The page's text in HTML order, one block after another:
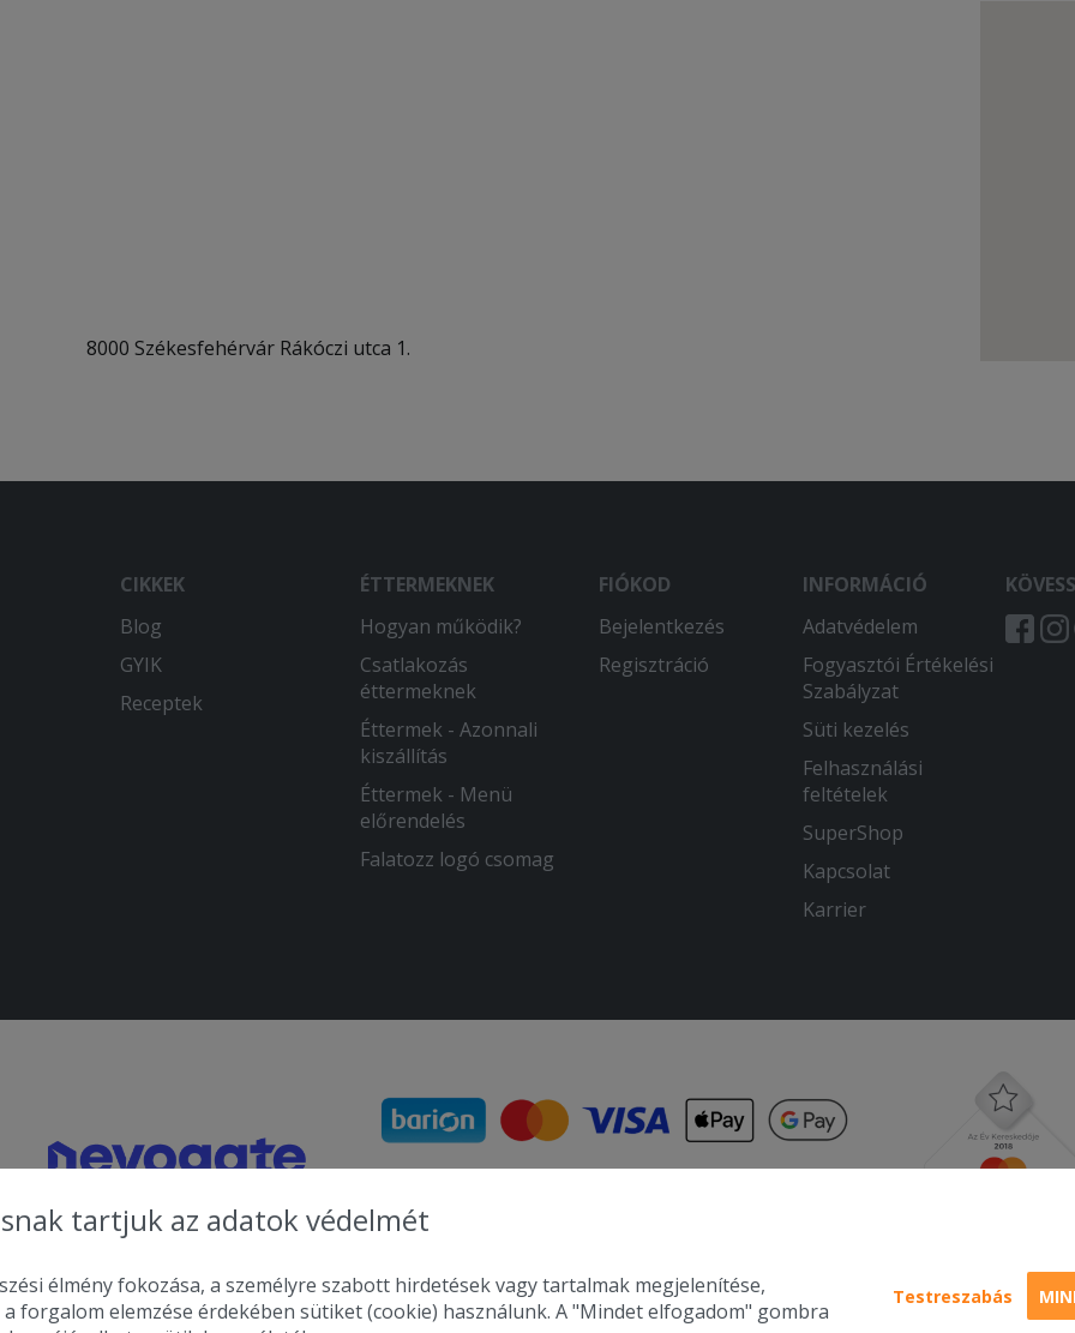
8000 Székesfehérvár Rákóczi utca 1.
CIKKEK
Blog
GYIK
Receptek
ÉTTERMEKNEK
Hogyan működik?
Csatlakozás
éttermeknek
Éttermek - Azonnali
kiszállítás
Éttermek - Menü
előrendelés
Falatozz logó csomag
FIÓKOD
Bejelentkezés
Regisztráció
INFORMÁCIÓ
Adatvédelem
Fogyasztói Értékelési
Szabályzat
Süti kezelés
Felhasználási
feltételek
SuperShop
Kapcsolat
Karrier
tartjuk az adatok védelmét
élmény fokozása, a személyre szabott hirdetések vagy tartalmak megjelenítése,
forgalom elemzése érdekében sütiket (cookie) használunk. A "Mindet elfogadom" gombra
Testreszabás